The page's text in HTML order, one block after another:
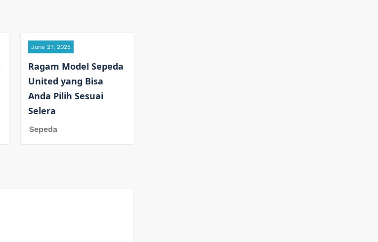
June 27, 2025
Ragam Model Sepeda
United yang Bisa
Anda Pilih Sesuai
Selera
Sepeda